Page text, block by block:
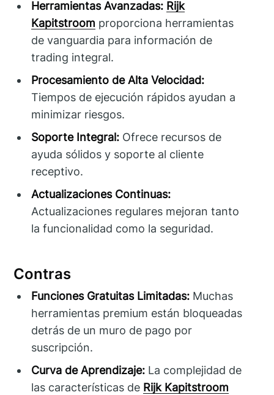
Herramientas Avanzadas: Rijk
Kapitstroom proporciona herramientas
de vanguardia para información de
trading integral.
Procesamiento de Alta Velocidad:
Tiempos de ejecución rápidos ayudan a
minimizar riesgos.
Soporte Integral: Ofrece recursos de
ayuda sólidos y soporte al cliente
receptivo.
Actualizaciones Continuas:
Actualizaciones regulares mejoran tanto
la funcionalidad como la seguridad.
Contras
Funciones Gratuitas Limitadas: Muchas
herramientas premium están bloqueadas
detrás de un muro de pago por
suscripción.
Curva de Aprendizaje: La complejidad de
las características de Rijk Kapitstroom